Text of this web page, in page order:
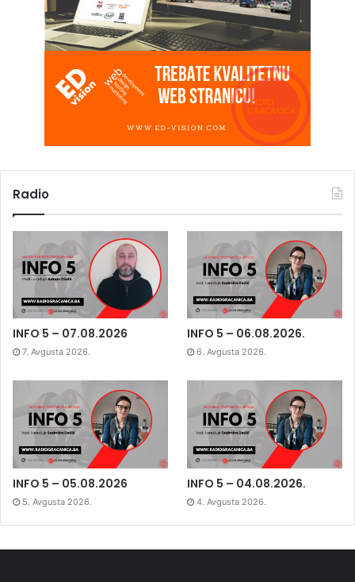
Radio
INFO 5 – 07.08.2026
7. Avgusta 2026.
INFO 5 – 06.08.2026.
6. Avgusta 2026.
INFO 5 – 05.08.2026
5. Avgusta 2026.
INFO 5 – 04.08.2026.
4. Avgusta 2026.